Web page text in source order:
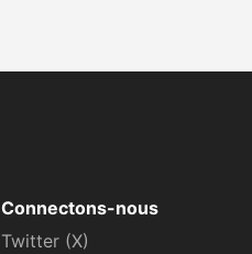
Connectons-nous
Twitter (X)